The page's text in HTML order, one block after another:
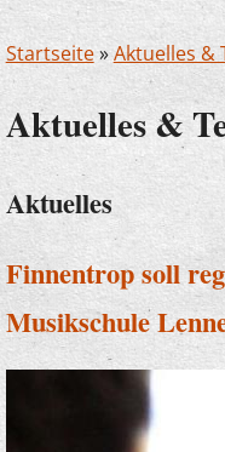
Startseite»Aktuelles &
Aktuelles &
Aktuelles
Finnentrop soll
Musikschule